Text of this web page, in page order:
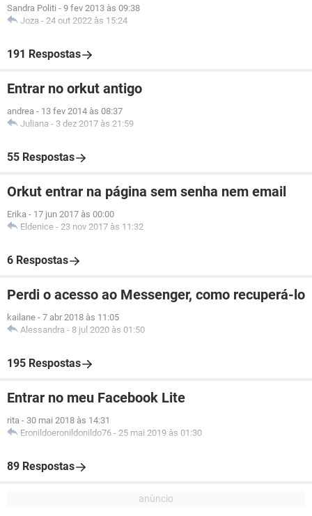
Sandra Politi - 9 fev 2013 às 09:38
Joza - 24 out 2022 às 15:24
191 Respostas
Entrar no orkut antigo
andrea - 13 fev 2014 às 08:37
Juliana - 3 dez 2017 às 21:59
55 Respostas
Orkut entrar na página sem senha nem email
Erika - 17 jun 2017 às 00:00
Eldenice - 23 nov 2017 às 11:32
6 Respostas
Perdi o acesso ao Messenger, como recuperá-lo
kailane - 7 abr 2018 às 11:05
Alessandra - 8 jul 2020 às 01:50
195 Respostas
Entrar no meu Facebook Lite
rita - 30 mai 2018 às 14:31
Eronildoeronildonildo76 - 25 mai 2019 às 01:30
89 Respostas